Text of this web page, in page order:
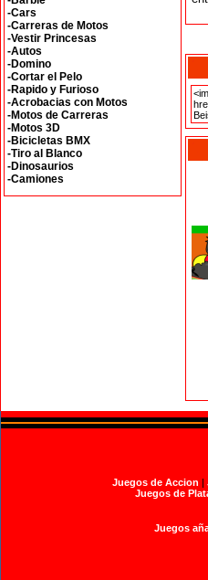
-Cars
-Carreras de Motos
-Vestir Princesas
-Autos
-Domino
-Cortar el Pelo
-Rapido y Furioso
-Acrobacias con Motos
-Motos de Carreras
-Motos 3D
-Bicicletas BMX
-Tiro al Blanco
-Dinosaurios
-Camiones
Juegos de Accion |
Juegos de
Juegos